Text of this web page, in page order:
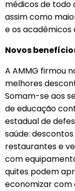
médicos de todo
assim como
e os acadêmicos
Novos
A AMMG firmou
melhores
Somam-se aos
de educação
estadual de
saúde:
restaurantes e
com
quites podem
economizar com